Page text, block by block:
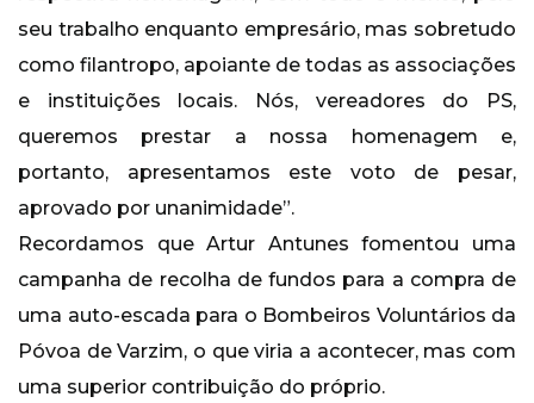
seu trabalho enquanto empresário, mas sobretudo
como filantropo, apoiante de todas as associações
e instituições locais. Nós, vereadores do PS,
queremos prestar a nossa homenagem e,
portanto, apresentamos este voto de pesar,
aprovado por unanimidade”.
Recordamos que Artur Antunes fomentou uma
campanha de recolha de fundos para a compra de
uma auto-escada para o Bombeiros Voluntários da
Póvoa de Varzim, o que viria a acontecer, mas com
uma superior contribuição do próprio.